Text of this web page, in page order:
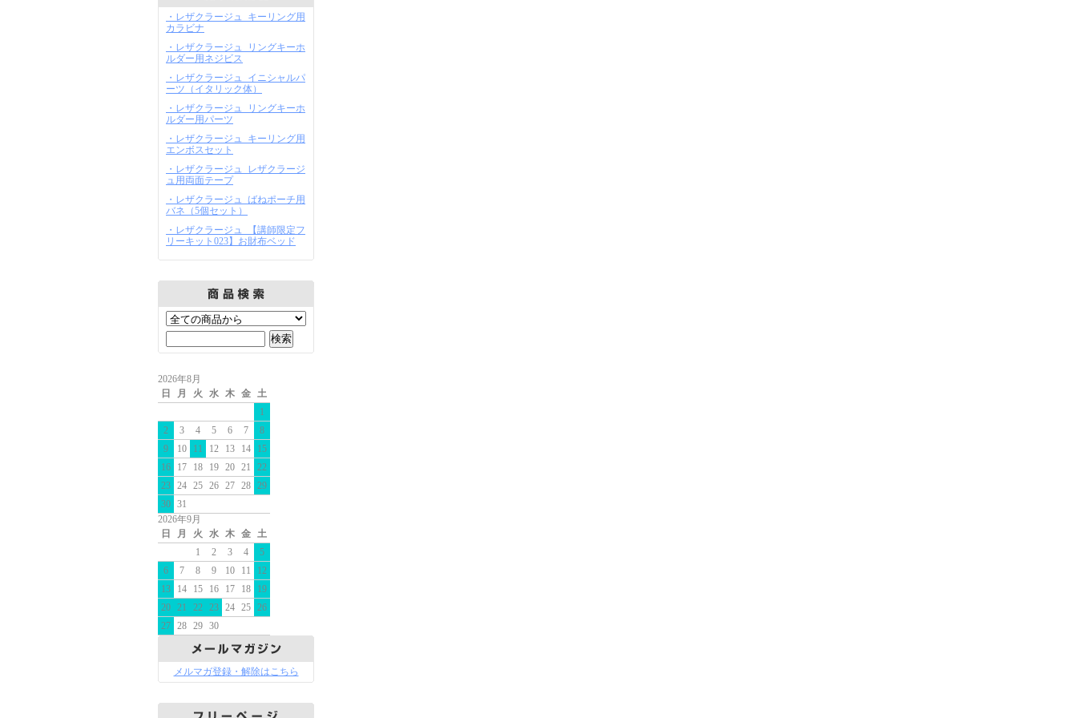
・レザクラージュ_キーリング用
カラビナ
・レザクラージュ_リングキーホ
ルダー用ネジビス
・レザクラージュ_イニシャルパ
ーツ（イタリック体）
・レザクラージュ_リングキーホ
ルダー用パーツ
・レザクラージュ_キーリング用
エンボスセット
・レザクラージュ_レザクラージ
ュ用両面テープ
・レザクラージュ_ばねポーチ用
バネ（5個セット）
・レザクラージュ_【講師限定フ
リーキット023】お財布ベッド
2026年8月
日
月 火 水 木 金 土
1
2
3 4 5 6 7
8
9
10 11 12 13 14
15
16
17 18 19 20 21
22
23 24 25 26 27 28 29
30 31
2026年9月
日
月 火 水 木 金 土
1
2 3 4
5
6
7 8 9 10 11
12
13
14 15 16 17 18
19
20 21 22 23 24 25 26
27 28 29 30
メルマガ登録・解除はこちら